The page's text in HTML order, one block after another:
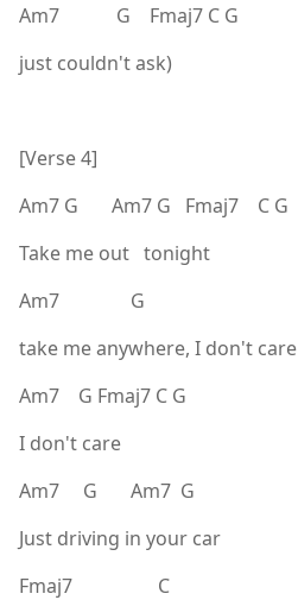
Am7 G Fmaj7 C G
just couldn't ask)
[Verse 4]
Am7 G Am7 G Fmaj7 C G
Take me out tonight
Am7 G
take me anywhere, I don't care
Am7 G Fmaj7 C G
I don't care
Am7 G Am7 G
Just driving in your car
Fmaj7 C